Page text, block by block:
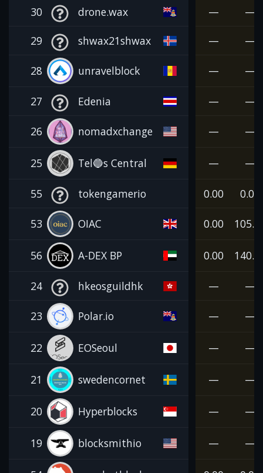
30 drone.wax — —
29 shwax21shwax — —
28 unravelblock — —
27 Edenia — —
26 nomadxchange — —
25 Tel🔵s Central — —
55 tokengamerio 0.00 0.00
53 OIAC 0.00
56 A-DEX BP 0.00
24 hkeosguildhk — —
23 Polar.io — —
22 EOSeoul — —
21 swedencornet — —
20 Hyperblocks — —
19 blocksmithio — —